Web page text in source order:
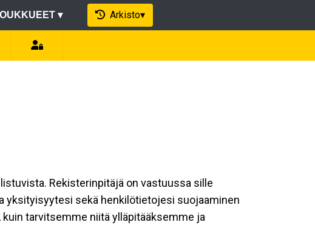
▾ Arkisto▾
Rekisterinpitäjä on vastuussa sille
yksityisyytesi sekä henkilötietojesi suojaaminen
tarvitsemme niitä ylläpitääksemme ja